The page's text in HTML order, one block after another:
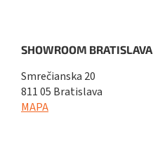
SHOWROOM BRATISLAVA
Smrečianska 20
811 05 Bratislava
MAPA